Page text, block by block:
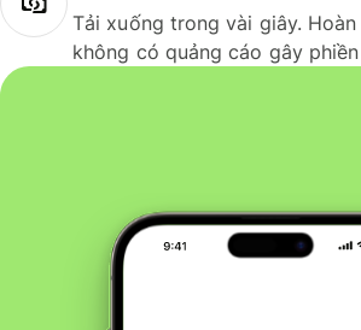
Tải xuống trong vài giây.
không có quảng cáo gây